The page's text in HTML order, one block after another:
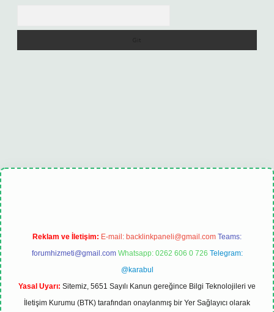
Reklam ve İletişim: E-mail: backlinkpaneli@gmail.com Teams:
forumhizmeti@gmail.com Whatsapp: 0262 606 0 726 Telegram:
@karabul
Yasal Uyarı: Sitemiz, 5651 Sayılı Kanun gereğince Bilgi Teknolojileri ve
İletişim Kurumu (BTK) tarafından onaylanmış bir Yer Sağlayıcı olarak